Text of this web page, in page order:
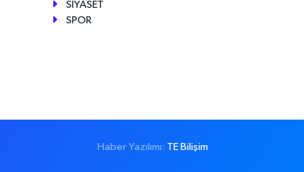
SİYASET
SPOR
Haber Yazılımı: TE Bilişim